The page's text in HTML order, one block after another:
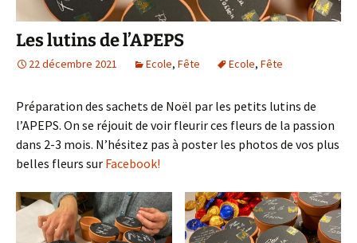
Les lutins de l’APEPS
22 décembre 2021 Ecole, Fête Ecole, Fête
Préparation des sachets de Noël par les petits lutins de
l’APEPS. On se réjouit de voir fleurir ces fleurs de la passion
dans 2-3 mois. N’hésitez pas à poster les photos de vos plus
belles fleurs sur Facebook!